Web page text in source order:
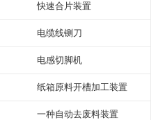
快速合片装置
电缆线铡刀
电感切脚机
纸箱原料开槽加工装置
一种自动去废料装置